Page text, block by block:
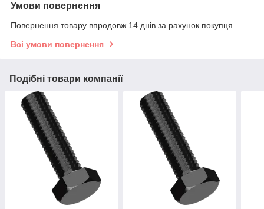
Умови повернення
Повернення товару впродовж 14 днів за рахунок покупця
Всі умови повернення
Подібні товари компанії